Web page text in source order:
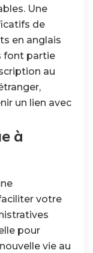
Une
de
en anglais
font partie
au
un lien avec
à
votre
pour
vie au